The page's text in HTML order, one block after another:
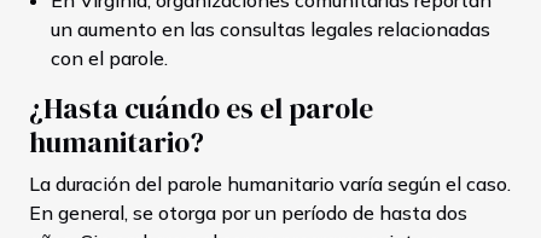
un aumento en las consultas legales relacionadas
con el parole.
¿Hasta cuándo es el parole
humanitario?
La duración del parole humanitario varía según el caso.
En general, se otorga por un período de hasta dos